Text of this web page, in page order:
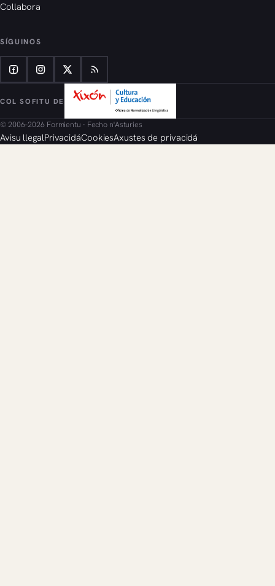
Collabora
SÍGUINOS
COL SOFITU DE
© 2006–2026 Formientu · Fecho n'Asturies
Avisu llegalPrivacidáCookiesAxustes de privacidá